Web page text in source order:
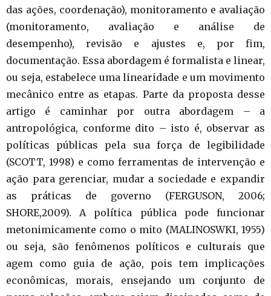
das ações, coordenação), monitoramento e avaliação
(monitoramento, avaliação e análise de
desempenho), revisão e ajustes e, por fim,
documentação. Essa abordagem é formalista e linear,
ou seja, estabelece uma linearidade e um movimento
mecânico entre as etapas. Parte da proposta desse
artigo é caminhar por outra abordagem – a
antropológica, conforme dito – isto é, observar as
políticas públicas pela sua força de legibilidade
(SCOTT, 1998) e como ferramentas de intervenção e
ação para gerenciar, mudar a sociedade e expandir
as práticas de governo (FERGUSON, 2006;
SHORE,2009). A política pública pode funcionar
metonimicamente como o mito (MALINOSWKI, 1955)
ou seja, são fenômenos políticos e culturais que
agem como guia de ação, pois tem implicações
econômicas, morais, ensejando um conjunto de